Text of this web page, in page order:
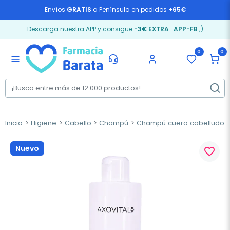
Envíos GRATIS a Península en pedidos +65€
Descarga nuestra APP y consigue -3€ EXTRA: APP-FB ;)
menu
0 0
Inicio Higiene Cabello Champú Champú cuero cabelludo
Nuevo favorite_border